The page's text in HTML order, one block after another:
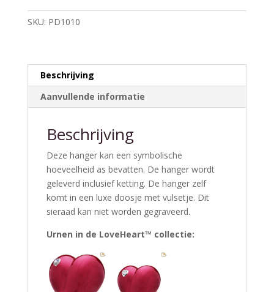
SKU: PD1010
Beschrijving
Aanvullende informatie
Beschrijving
Deze hanger kan een symbolische
hoeveelheid as bevatten. De hanger wordt
geleverd inclusief ketting. De hanger zelf
komt in een luxe doosje met vulsetje. Dit
sieraad kan niet worden gegraveerd.
Urnen in de LoveHeart™ collectie: